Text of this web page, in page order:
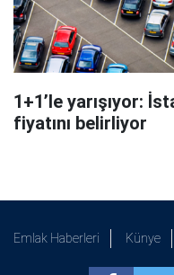
1+1’le yarışıyor:
fiyatını belirliyor
Emlak Haberleri Künye